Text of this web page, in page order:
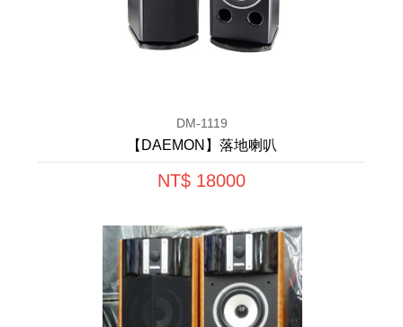
DM-1119
【DAEMON】落地喇叭
NT$ 18000